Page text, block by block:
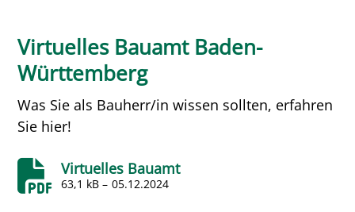
Virtuelles Bauamt Baden-
Württemberg
Was Sie als Bauherr/in wissen sollten, erfahren
Sie hier!
Virtuelles Bauamt
63,1 kB – 05.12.2024